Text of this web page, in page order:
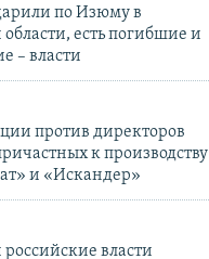
по Изюму в
есть погибшие и
– власти
против директоров
к производству
и «Искандер»
власти